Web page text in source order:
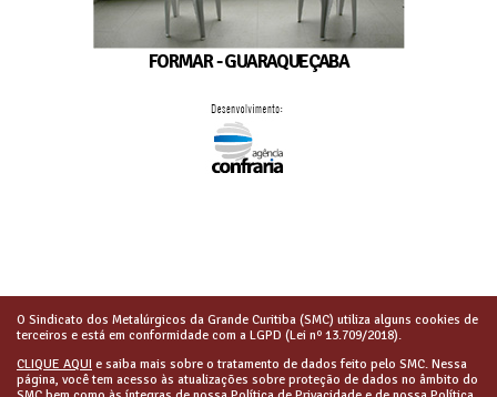
FORMAR - GUARAQUEÇABA
O Sindicato dos Metalúrgicos da Grande Curitiba (SMC) utiliza alguns cookies de
terceiros e está em conformidade com a LGPD (Lei nº 13.709/2018).
CLIQUE AQUI e saiba mais sobre o tratamento de dados feito pelo SMC. Nessa
página, você tem acesso às atualizações sobre proteção de dados no âmbito do